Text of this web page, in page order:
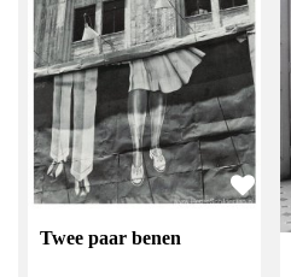
Twee paar benen